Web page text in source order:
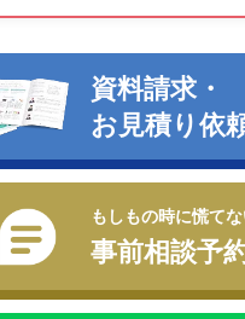
資料請求・
お見積り依
もしもの時に慌て
事前相談予